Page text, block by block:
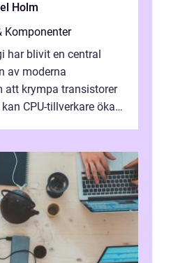
Holm
Komponenter
har blivit en central
av moderna
att krympa transistorer
CPU-tillverkare öka